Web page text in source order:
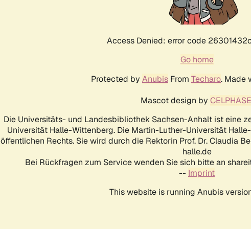
Access Denied: error code
Go home
Protected by Anubis From Techaro.
Mascot design by CELPHASE
Die Universitäts- und Landesbibliothek Sachsen-Anhalt ist eine
Universität Halle-Wittenberg. Die Martin-Luther-Universität
öffentlichen Rechts. Sie wird durch die Rektorin Prof. Dr. Claudia
halle.de
Bei Rückfragen zum Service wenden Sie sich bitte an
-- Imprint
This website is running Anubis